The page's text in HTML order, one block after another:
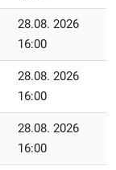
28.08. 2026
16:00
28.08. 2026
16:00
28.08. 2026
16:00